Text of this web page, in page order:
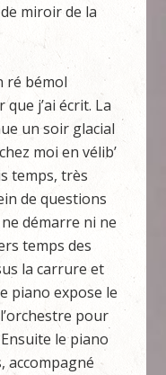
miroir de la
ré bémol
j’ai écrit. La
un soir glacial
moi en vélib’
temps, très
de questions
démarre ni ne
temps des
la carrure et
piano expose le
pour
le piano
accompagné